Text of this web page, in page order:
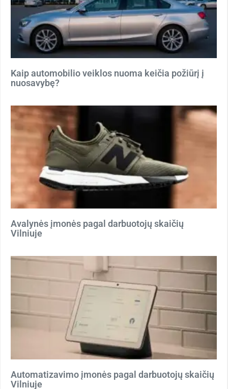
Kaip automobilio veiklos nuoma keičia požiūrį į
nuosavybę?
Avalynės įmonės pagal darbuotojų skaičių
Vilniuje
Automatizavimo įmonės pagal darbuotojų skaičių
Vilniuje